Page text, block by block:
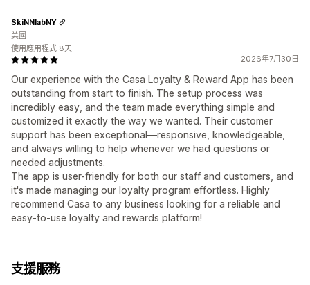
2026年7月30日
Our experience with the Casa Loyalty & Reward App has been
outstanding from start to finish. The setup process was
incredibly easy, and the team made everything simple and
customized it exactly the way we wanted. Their customer
support has been exceptional—responsive, knowledgeable,
and always willing to help whenever we had questions or
needed adjustments.
The app is user-friendly for both our staff and customers, and
it's made managing our loyalty program effortless. Highly
recommend Casa to any business looking for a reliable and
easy-to-use loyalty and rewards platform!
SkiNNlabNY
美國
使用應用程式 8天
支援服務